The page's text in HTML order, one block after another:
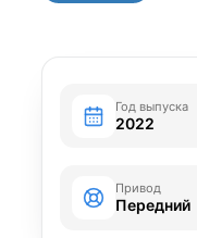
Год выпуска
2022
Привод
Передний